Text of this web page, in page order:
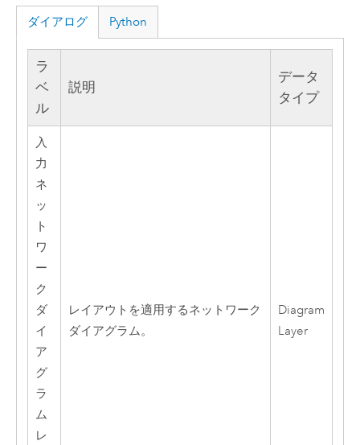
ダイアログ Python
ラ
ベ
ル
説明
データ
タイプ
入
力
ネ
ッ
ト
ワ
ー
ク
ダ
イ
ア
グ
ラ
ム
レ
レイアウトを適用するネットワーク
ダイアグラム。
Diagram
Layer